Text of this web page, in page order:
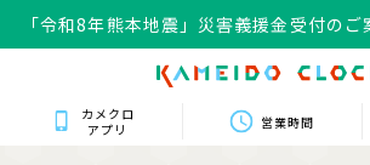
「令和8年熊本地震」災害義援金受付のご
カメクロ
アプリ
営業時間